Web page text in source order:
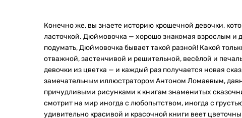
Конечно же, вы знаете историю крошечной девочки,
ласточкой. Дюймовочка — хорошо знакомая взрослым и
подумать, Дюймовочка бывает такой разной! Какой
отважной, застенчивой и решительной, весёлой и
девочки из цветка — и каждый раз получается новая
замечательным иллюстратором Антоном Ломаевым,
причудливыми рисунками к книгам знаменитых
смотрит на мир иногда с любопытством, иногда с
удивительно красивой и красочной книги веет